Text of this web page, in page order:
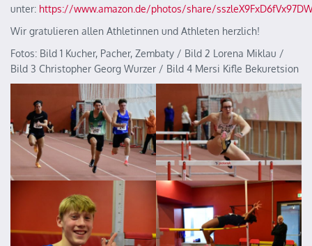
unter: https://www.amazon.de/photos/share/
Wir gratulieren allen Athletinnen und Athleten herzlich!
Fotos: Bild 1 Kucher, Pacher, Zembaty / Bild 2 Lorena Miklau /
Bild 3 Christopher Georg Wurzer / Bild 4 Mersi Kifle Bekuretsion